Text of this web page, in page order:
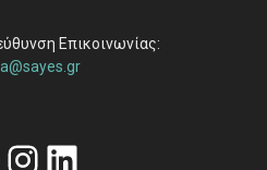
Επικοινωνίας:
Instagram
Linkedin